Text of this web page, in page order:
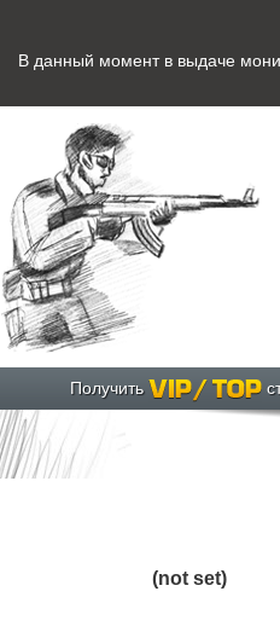
В данный момент в выдаче
Получить
(not set)